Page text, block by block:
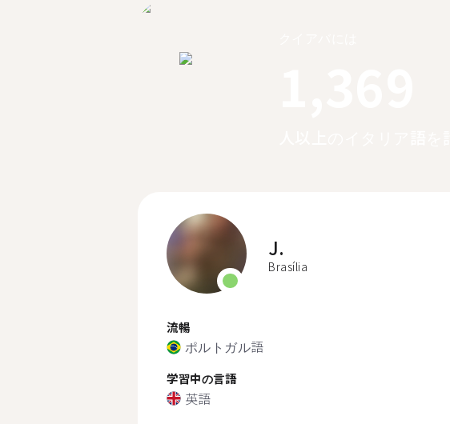
J.
Brasília
流暢
ポルトガル語
学習中の言語
英語